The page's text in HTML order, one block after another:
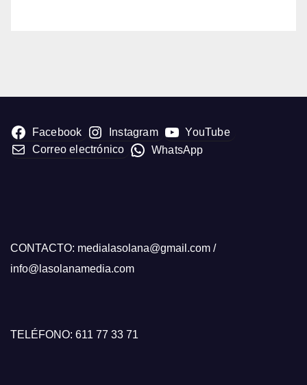
Facebook Instagram
YouTube
Correo electrónico
WhatsApp
CONTACTO: medialasolana@gmail.com /
info@lasolanamedia.com
TELÉFONO: 611 77 33 71